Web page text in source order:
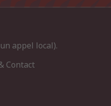
appel local).
Contact